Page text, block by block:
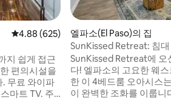
평점 4.88점(5점 만점), 후기 625개
4.88 (625)
지 쉽게 접근
트 TV. 주
엘파소(El Paso)의 집
SunKissed Retreat: 침대
려동물 동반 가능.
SunKissed Retreat에 오
다! 엘파소의 고요한 웨
한 이 4베드룸 오아시스
이 완벽한 조화를 이룹니